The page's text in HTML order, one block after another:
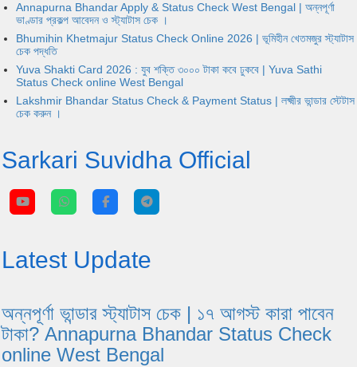
Annapurna Bhandar Apply & Status Check West Bengal | অন্নপূর্ণা
ভাণ্ডার প্রকল্প আবেদন ও স্ট্যাটাস চেক ।
Bhumihin Khetmajur Status Check Online 2026 | ভূমিহীন খেতমজুর স্ট্যাটাস
চেক পদ্ধতি
Yuva Shakti Card 2026 : যুব শক্তি ৩০০০ টাকা কবে ঢুকবে | Yuva Sathi
Status Check online West Bengal
Lakshmir Bhandar Status Check & Payment Status | লক্ষ্মীর ভান্ডার স্টেটাস
চেক করুন ।
Sarkari Suvidha Official
Latest Update
অন্নপূর্ণা ভান্ডার স্ট্যাটাস চেক | ১৭ আগস্ট কারা পাবেন
টাকা? Annapurna Bhandar Status Check
online West Bengal